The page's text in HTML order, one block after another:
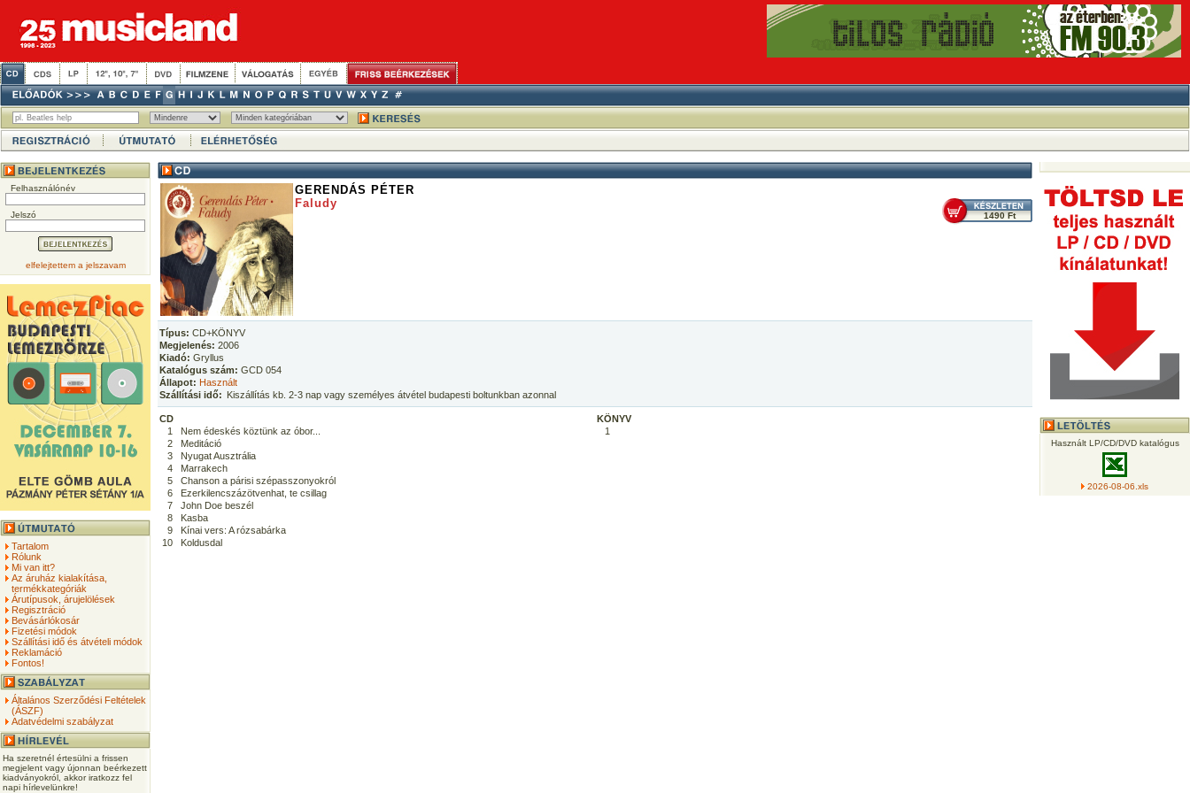
Felhasználónév
Jelszó
elfelejtettem a jelszavam
Tartalom
Rólunk
Mi van itt?
Az áruház kialakítása,
termékkategóriák
Árutípusok, árujelölések
Regisztráció
Bevásárlókosár
Fizetési módok
Szállítási idő és átvételi módok
Reklamáció
Fontos!
Általános Szerződési Feltételek
(ÁSZF)
Adatvédelmi szabályzat
Ha szeretnél értesülni a frissen
megjelent vagy újonnan beérkezett
kiadványokról, akkor iratkozz fel
napi hírlevelünkre!
GERENDÁS PÉTER
Faludy
1490 Ft
Típus: CD+KÖNYV
Megjelenés: 2006
Kiadó: Gryllus
Katalógus szám: GCD 054
Állapot: Használt
Szállítási idő: Kiszállítás kb. 2-3 nap vagy személyes átvétel budapesti boltunkban azonnal
CD
1
Nem édeskés köztünk az óbor...
2
Meditáció
3
Nyugat Ausztrália
4
Marrakech
5
Chanson a párisi szépasszonyokról
6
Ezerkilencszázötvenhat, te csillag
7
John Doe beszél
8
Kasba
9
Kínai vers: A rózsabárka
10
Koldusdal
KÖNYV
1
Használt LP/CD/DVD katalógus
2026-08-06.xls